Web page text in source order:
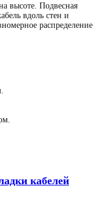
высоте. Подвесная
вдоль стен и
распределение
кабелей